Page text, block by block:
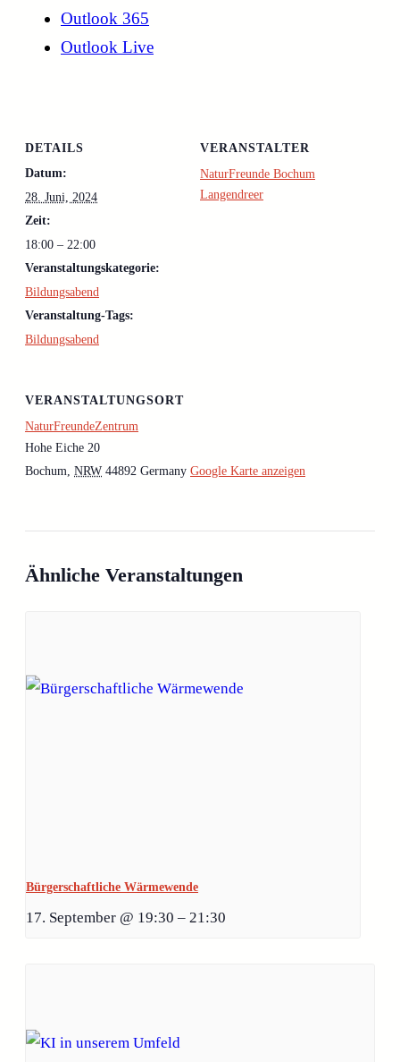
Outlook 365
Outlook Live
DETAILS
Datum:
28. Juni, 2024
Zeit:
18:00 – 22:00
Veranstaltungskategorie:
Bildungsabend
Veranstaltung-Tags:
Bildungsabend
VERANSTALTUNGSORT
NaturFreundeZentrum
Hohe Eiche 20
Bochum, NRW 44892 Germany Google Karte anzeigen
VERANSTALTER
NaturFreunde Bochum
Langendreer
Ähnliche Veranstaltungen
Bürgerschaftliche Wärmewende
17. September @ 19:30 – 21:30